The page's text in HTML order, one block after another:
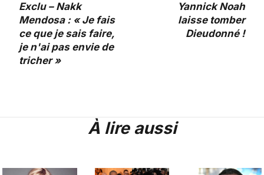
Exclu – Nakk
Mendosa : « Je fais
ce que je sais faire,
je n'ai pas envie de
tricher »
Yannick Noah
laisse tomber
Dieudonné !
À lire aussi